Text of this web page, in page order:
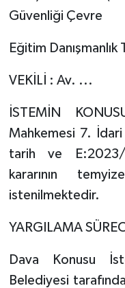
Güvenliği Çevre
Eğitim
VEKİLİ : Av. ...
İSTEMİN
Mahkemesi 7.
tarih ve E:2023/
kararının
istenilmektedir.
YARGILAMA
Dava Konusu
Belediyesi